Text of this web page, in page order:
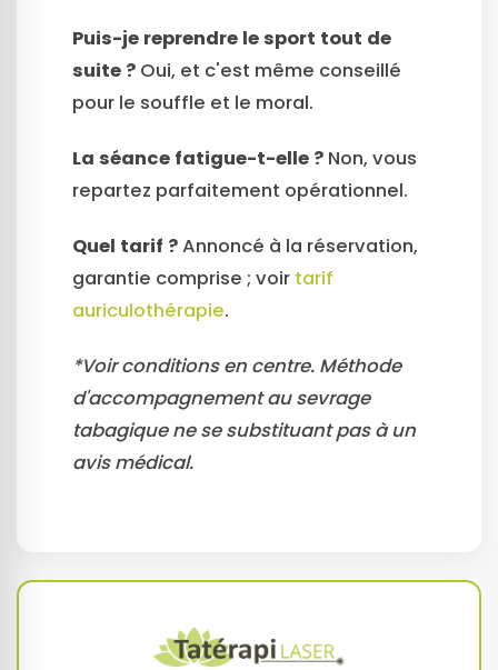
Puis-je reprendre le sport tout de
suite ? Oui, et c'est même conseillé
pour le souffle et le moral.
La séance fatigue-t-elle ? Non, vous
repartez parfaitement opérationnel.
Quel tarif ?Annoncé à la réservation,
garantie comprise ; voir tarif
auriculothérapie.
*Voir conditions en centre. Méthode
d'accompagnement au sevrage
tabagique ne se substituant pas à un
avis médical.